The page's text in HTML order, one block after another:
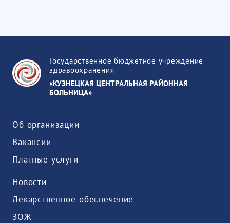
Государственное бюджетное учреждение
здравоохранения
«КУЗНЕЦКАЯ ЦЕНТРАЛЬНАЯ РАЙОННАЯ
БОЛЬНИЦА»
Об организации
Вакансии
Платные услуги
Новости
Лекарственное обеспечение
ЗОЖ